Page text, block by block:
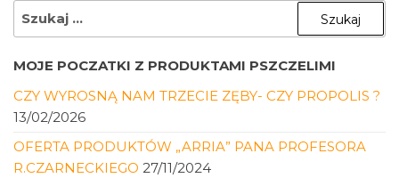
SZUKAJ:
MOJE POCZATKI Z PRODUKTAMI PSZCZELIMI
CZY WYROSNĄ NAM TRZECIE ZĘBY- CZY PROPOLIS ?
13/02/2026
OFERTA PRODUKTÓW „ARRIA” PANA PROFESORA
R.CZARNECKIEGO 27/11/2024